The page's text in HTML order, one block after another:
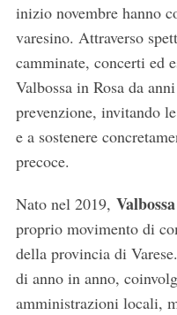
inizio novembre hanno
varesino. Attraverso
camminate, concerti ed
Valbossa in Rosa da
prevenzione, invitando
e a sostenere
precoce.
Nato nel 2019,
proprio movimento di
della provincia di
di anno in anno,
amministrazioni locali,